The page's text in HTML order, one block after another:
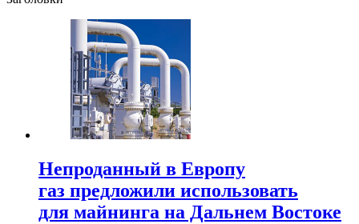
Непроданный в Европу
газ предложили использовать
для майнинга на Дальнем Востоке